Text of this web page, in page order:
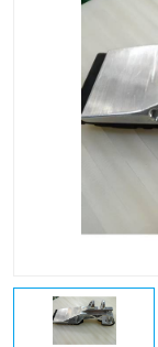
家具零配件加工
零部件机加工
CNC加工